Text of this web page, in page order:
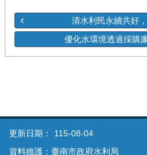
清水利民永續共好
優化水環境透過採購
更新日期：
115-08-04
資料維護：臺南市政府水利局